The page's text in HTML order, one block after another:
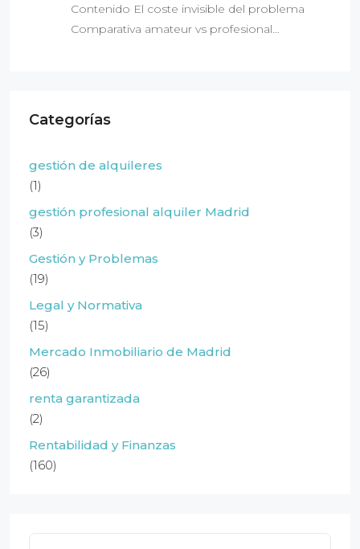
Contenido El coste invisible del problema
Comparativa amateur vs profesional…
Categorías
gestión de alquileres
(1)
gestión profesional alquiler Madrid
(3)
Gestión y Problemas
(19)
Legal y Normativa
(15)
Mercado Inmobiliario de Madrid
(26)
renta garantizada
(2)
Rentabilidad y Finanzas
(160)